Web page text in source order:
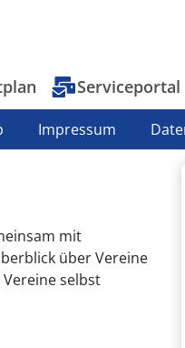
Serviceportal
Impressum
mit
über Vereine
selbst